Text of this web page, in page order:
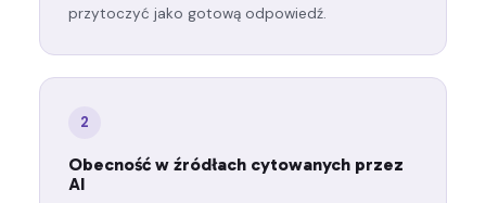
przytoczyć jako gotową odpowiedź.
2
Obecność w źródłach cytowanych przez
AI